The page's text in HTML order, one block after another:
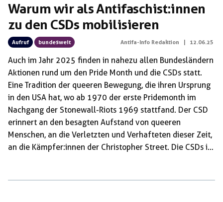
Warum wir als Antifaschist:innen
zu den CSDs mobilisieren
Aufruf bundesweit Antifa-Info Redaktion | 12.06.25
Auch im Jahr 2025 finden in nahezu allen Bundesländern
Aktionen rund um den Pride Month und die CSDs statt.
Eine Tradition der queeren Bewegung, die ihren Ursprung
in den USA hat, wo ab 1970 der erste Pridemonth im
Nachgang der Stonewall-Riots 1969 stattfand. Der CSD
erinnert an den besagten Aufstand von queeren
Menschen, an die Verletzten und Verhafteten dieser Zeit,
an die Kämpfer:innen der Christopher Street. Die CSDs in